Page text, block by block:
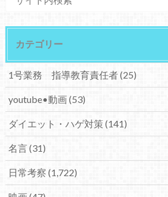
カテゴリー
1号業務 指導教育責任者(25)
youtube•動画(53)
ダイエット・ハゲ対策(141)
名言(31)
日常考察 (1,722)